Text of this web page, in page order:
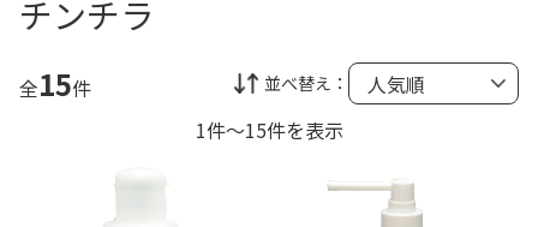
チンチラ
全15件 並べ替え：
1件～15件を表示